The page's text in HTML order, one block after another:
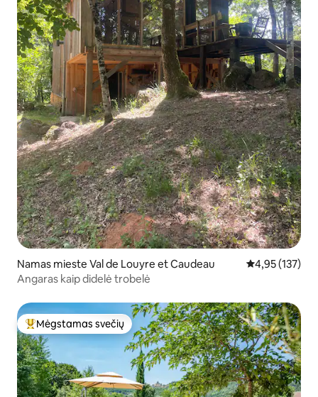
Namas mieste Val de Louyre et Caudeau Vidutinis
4,95 (137)
Angaras kaip didelė trobelė
Svečių mėgstamiausias
Mėgstamas svečių